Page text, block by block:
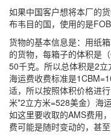
如果中国客户想将本厂的
布韦目的国，使用的是
货物的基本信息是：用纸
的货物，每箱子的体积是
50千克。所以总体积是2
海运费收费标准是
适，所以按照体积价格进
米*2立方米=528美金）海
如这里要收取的AMS费用
费可能是随时变动的，甚